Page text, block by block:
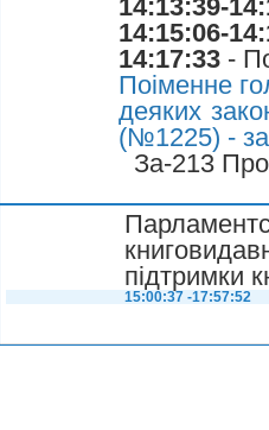
14:13:39-
14:15:06-
14:17:33 -
Поіменне
деяких
(№1225) - за
За-213
підтримки
15:00:37 -17:57:52